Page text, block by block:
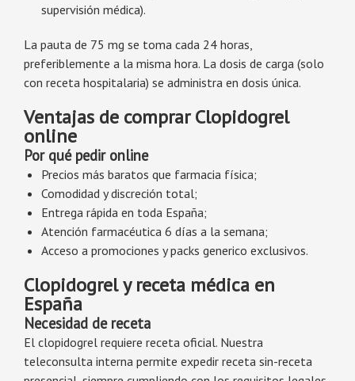
supervisión médica).
La pauta de 75 mg se toma cada 24 horas,
preferiblemente a la misma hora. La dosis de carga (solo
con receta hospitalaria) se administra en dosis única.
Ventajas de comprar Clopidogrel
online
Por qué pedir online
Precios más baratos que farmacia física;
Comodidad y discreción total;
Entrega rápida en toda España;
Atención farmacéutica 6 días a la semana;
Acceso a promociones y packs generico exclusivos.
Clopidogrel y receta médica en
España
Necesidad de receta
El clopidogrel requiere receta oficial. Nuestra
teleconsulta interna permite expedir receta sin-receta